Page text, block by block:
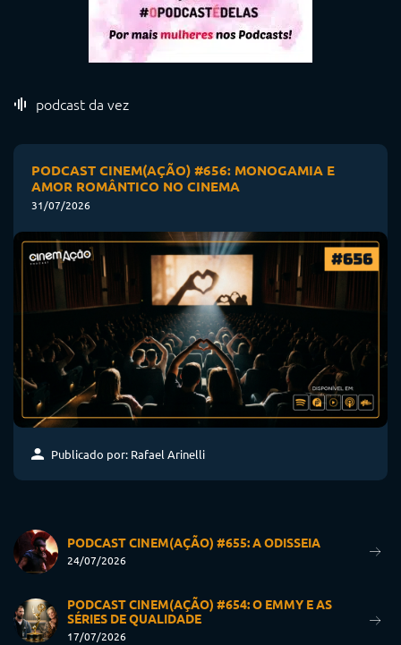
podcast da vez
PODCAST CINEM(AÇÃO) #656: MONOGAMIA E
AMOR ROMÂNTICO NO CINEMA
31/07/2026
Publicado por: Rafael Arinelli
PODCAST CINEM(AÇÃO) #655: A ODISSEIA
24/07/2026
PODCAST CINEM(AÇÃO) #654: O EMMY E AS
SÉRIES DE QUALIDADE
17/07/2026